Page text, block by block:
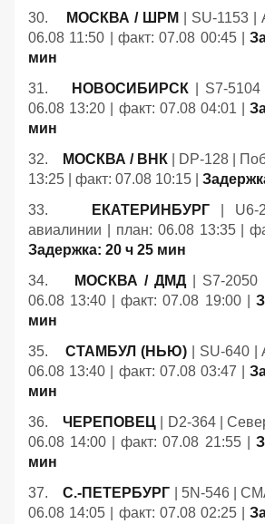
30.
МОСКВА / ШРМ
| SU-1153 |
06.08 11:50 | факт: 07.08 00:45 |
мин
31.
НОВОСИБИРСК | S7-
06.08 13:20 | факт: 07.08 04:01 |
мин
32.
МОСКВА / ВНК | DP-128 |
13:25 | факт: 07.08 10:15 |
33.
ЕКАТЕРИНБУРГ | U6-
авиалинии | план: 06.08 13:35 |
Задержка: 20 ч 25 мин
34.
МОСКВА / ДМД| S7-2050
06.08 13:40 | факт: 07.08 19:00 |
мин
35.СТАМБУЛ (НЬЮ) | SU-640 |
06.08 13:40 | факт: 07.08 03:47 |
мин
36.ЧЕРЕПОВЕЦ | D2-364 |
06.08 14:00 | факт: 07.08 21:55 |
мин
37.С.-ПЕТЕРБУРГ | 5N-546 |
06.08 14:05 | факт: 07.08 02:25 |